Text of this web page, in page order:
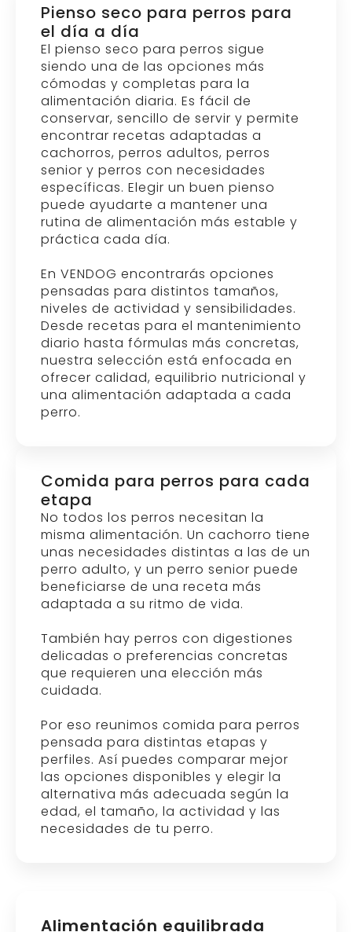
Pienso seco para perros para
el día a día
El pienso seco para perros sigue
siendo una de las opciones más
cómodas y completas para la
alimentación diaria. Es fácil de
conservar, sencillo de servir y permite
encontrar recetas adaptadas a
cachorros, perros adultos, perros
senior y perros con necesidades
específicas. Elegir un buen pienso
puede ayudarte a mantener una
rutina de alimentación más estable y
práctica cada día.
En VENDOG encontrarás opciones
pensadas para distintos tamaños,
niveles de actividad y sensibilidades.
Desde recetas para el mantenimiento
diario hasta fórmulas más concretas,
nuestra selección está enfocada en
ofrecer calidad, equilibrio nutricional y
una alimentación adaptada a cada
perro.
Comida para perros para cada
etapa
No todos los perros necesitan la
misma alimentación. Un cachorro tiene
unas necesidades distintas a las de un
perro adulto, y un perro senior puede
beneficiarse de una receta más
adaptada a su ritmo de vida.
También hay perros con digestiones
delicadas o preferencias concretas
que requieren una elección más
cuidada.
Por eso reunimos comida para perros
pensada para distintas etapas y
perfiles. Así puedes comparar mejor
las opciones disponibles y elegir la
alternativa más adecuada según la
edad, el tamaño, la actividad y las
necesidades de tu perro.
Alimentación equilibrada